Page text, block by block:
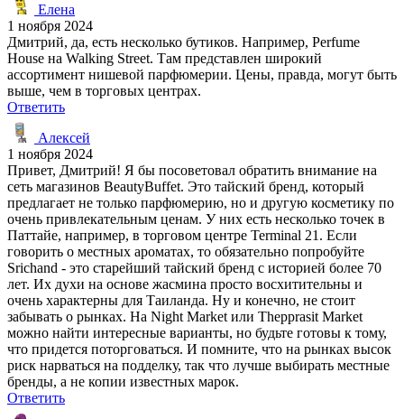
Елена
1 ноября 2024
Дмитрий, да, есть несколько бутиков. Например, Perfume
House на Walking Street. Там представлен широкий
ассортимент нишевой парфюмерии. Цены, правда, могут быть
выше, чем в торговых центрах.
Ответить
Алексей
1 ноября 2024
Привет, Дмитрий! Я бы посоветовал обратить внимание на
сеть магазинов BeautyBuffet. Это тайский бренд, который
предлагает не только парфюмерию, но и другую косметику по
очень привлекательным ценам. У них есть несколько точек в
Паттайе, например, в торговом центре Terminal 21. Если
говорить о местных ароматах, то обязательно попробуйте
Srichand - это старейший тайский бренд с историей более 70
лет. Их духи на основе жасмина просто восхитительны и
очень характерны для Таиланда. Ну и конечно, не стоит
забывать о рынках. На Night Market или Thepprasit Market
можно найти интересные варианты, но будьте готовы к тому,
что придется поторговаться. И помните, что на рынках высок
риск нарваться на подделку, так что лучше выбирать местные
бренды, а не копии известных марок.
Ответить